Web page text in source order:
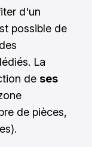
d'un
possible de
La
de ses
de pièces,